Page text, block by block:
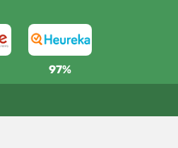
97%
összeg felett: 80 EUR